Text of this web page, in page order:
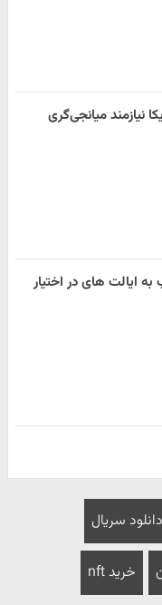
نیازمند میانجی‌گری
ایالت های در اختیار
دانلود سریال
خرید nft